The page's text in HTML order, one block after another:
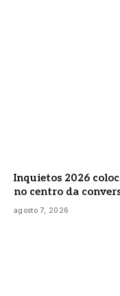
Inquietos 2026
no centro da
agosto 7, 2026